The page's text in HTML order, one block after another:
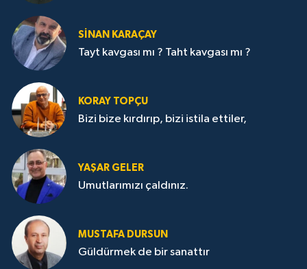
SİNAN KARAÇAY
Tayt kavgası mı ? Taht kavgası mı ?
KORAY TOPÇU
Bizi bize kırdırıp, bizi istila ettiler,
YAŞAR GELER
Umutlarımızı çaldınız.
MUSTAFA DURSUN
Güldürmek de bir sanattır